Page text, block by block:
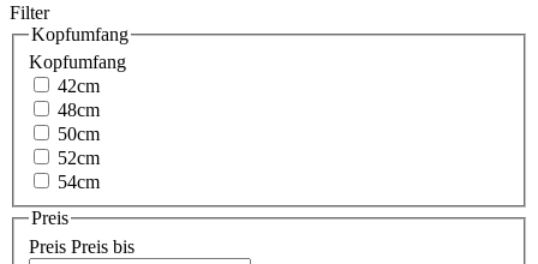
Filter
Kopfumfang
Kopfumfang
42cm
48cm
50cm
52cm
54cm
Preis
Preis Preis bis